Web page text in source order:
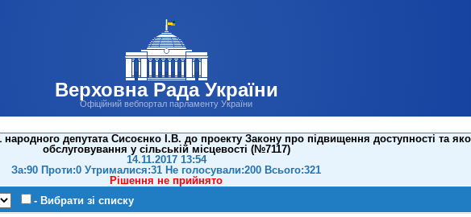
Верховна Рада України
Офіційний вебпортал парламенту України
депутата Сисоєнко І.В. до проекту Закону про підвищення доступності та
обслуговування у сільській місцевості (№7117)
14.11.2017 13:54
За:90 Проти:0 Утрималися:31 Не голосували:200 Всього:321
Рішення не прийнято
- Вибрати зі списку